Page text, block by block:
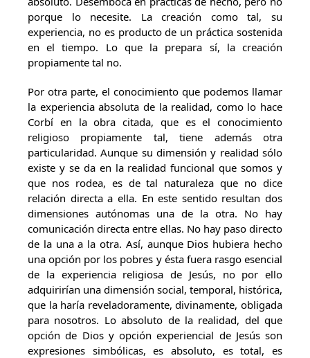
porque lo necesite. La creación como tal, su
experiencia, no es producto de un práctica sostenida
en el tiempo. Lo que la prepara sí, la creación
propiamente tal no.
Por otra parte, el conocimiento que podemos llamar
la experiencia absoluta de la realidad, como lo hace
Corbí en la obra citada, que es el conocimiento
religioso propiamente tal, tiene además otra
particularidad. Aunque su dimensión y realidad sólo
existe y se da en la realidad funcional que somos y
que nos rodea, es de tal naturaleza que no dice
relación directa a ella. En este sentido resultan dos
dimensiones autónomas una de la otra. No hay
comunicación directa entre ellas. No hay paso directo
de la una a la otra. Así, aunque Dios hubiera hecho
una opción por los pobres y ésta fuera rasgo esencial
de la experiencia religiosa de Jesús, no por ello
adquirirían una dimensión social, temporal, histórica,
que la haría reveladoramente, divinamente, obligada
para nosotros. Lo absoluto de la realidad, del que
opción de Dios y opción experiencial de Jesús son
expresiones simbólicas, es absoluto, es total, es